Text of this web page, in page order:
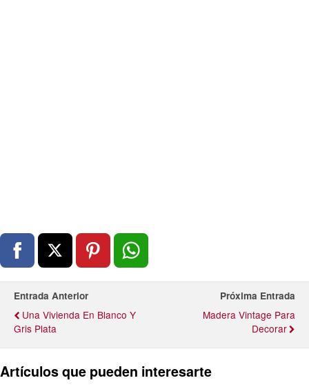
Entrada Anterior
Una Vivienda En Blanco Y
Gris Plata
Próxima Entrada
Madera Vintage Para
Decorar
Artículos que pueden interesarte